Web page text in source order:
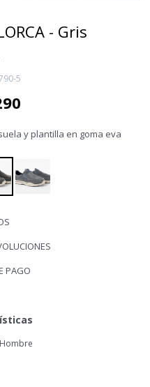
- Gris
5
y plantilla en goma eva
PAGO
Hombre